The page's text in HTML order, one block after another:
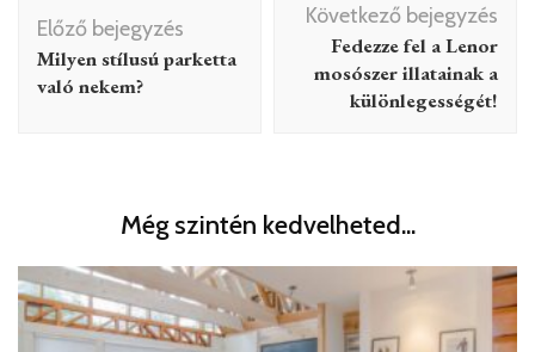
navigáció
Előző bejegyzés
Milyen stílusú parketta
való nekem?
Következő bejegyzés
Fedezze fel a Lenor
mosószer illatainak a
különlegességét!
Még szintén kedvelheted...